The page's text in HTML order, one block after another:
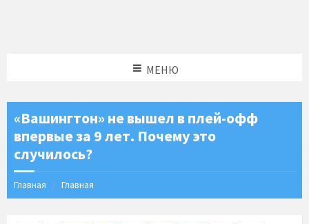
МЕНЮ
«Вашингтон» не вышел в плей-офф
впервые за 9 лет. Почему это
случилось?
Главная Главная